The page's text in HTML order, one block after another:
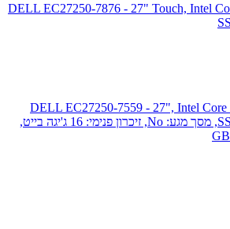
DELL EC27250-7876 - 27" Touch, Intel